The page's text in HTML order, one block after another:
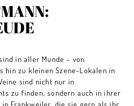
in aller Munde – von
hin zu kleinen Szene-Lokalen in
sind nicht nur in
zu finden, sondern auch in ihrer